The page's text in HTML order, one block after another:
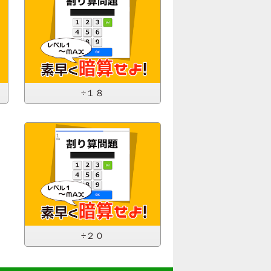
÷１８
÷２０